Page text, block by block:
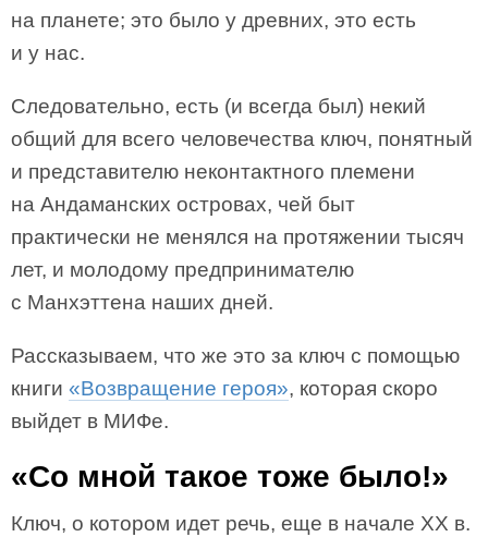
на планете; это было у древних, это есть
и у нас.
Следовательно, есть (и всегда был) некий
общий для всего человечества ключ, понятный
и представителю неконтактного племени
на Андаманских островах, чей быт
практически не менялся на протяжении тысяч
лет, и молодому предпринимателю
с Манхэттена наших дней.
Рассказываем, что же это за ключ с помощью
книги «Возвращение героя», которая скоро
выйдет в МИФе.
«Со мной такое тоже было!»
Ключ, о котором идет речь, еще в начале ХХ в.